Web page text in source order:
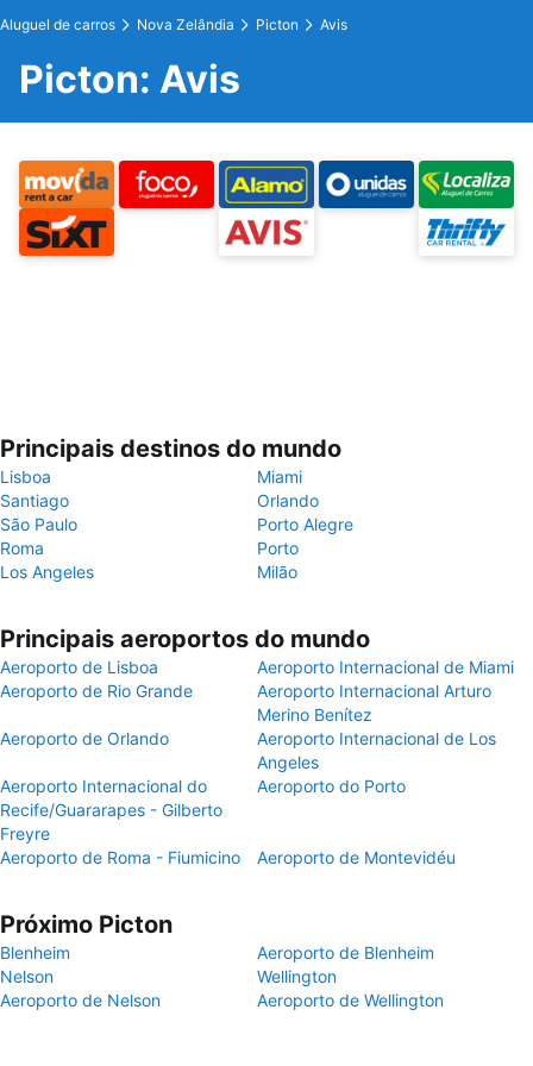
Aluguel de carros Nova Zelândia Picton Avis
Picton: Avis
Principais destinos do mundo
Lisboa
Miami
Santiago
Orlando
São Paulo
Porto Alegre
Roma
Porto
Los Angeles
Milão
Principais aeroportos do mundo
Aeroporto de Lisboa
Aeroporto Internacional de Miami
Aeroporto de Rio Grande
Aeroporto Internacional Arturo
Merino Benítez
Aeroporto de Orlando
Aeroporto Internacional de Los
Angeles
Aeroporto Internacional do
Recife/Guararapes - Gilberto
Freyre
Aeroporto do Porto
Aeroporto de Roma - Fiumicino Aeroporto de Montevidéu
Próximo Picton
Blenheim
Aeroporto de Blenheim
Nelson
Wellington
Aeroporto de Nelson
Aeroporto de Wellington